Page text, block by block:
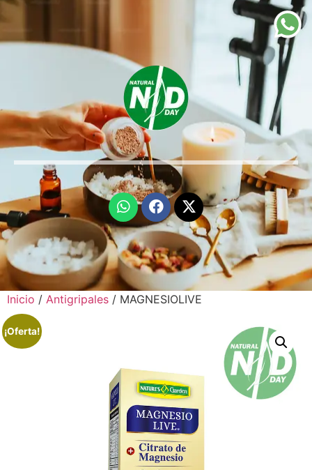
Inicio / Antigripales / MAGNESIOLIVE
¡Oferta!